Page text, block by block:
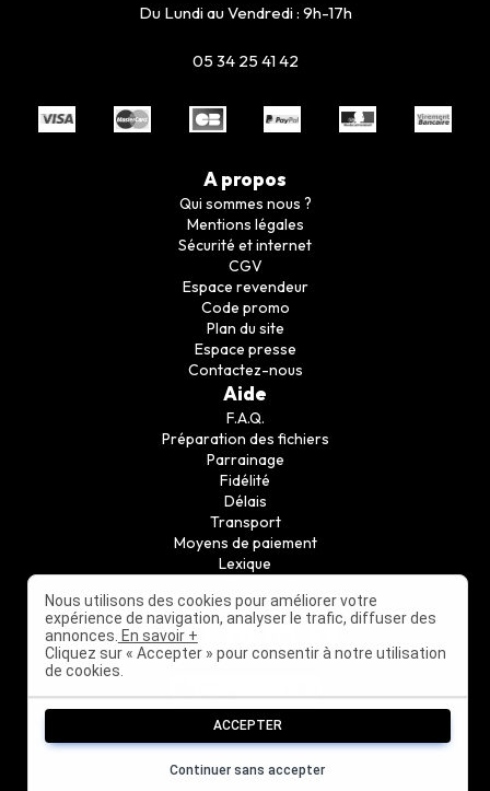
Du Lundi au Vendredi : 9h-17h
05 34 25 41 42
A propos
Qui sommes nous ?
Mentions légales
Sécurité et internet
CGV
Espace revendeur
Code promo
Plan du site
Espace presse
Contactez-nous
Aide
F.A.Q.
Préparation des fichiers
Parrainage
Fidélité
Délais
Transport
Moyens de paiement
Lexique
Suivez nous
2010-2026PrintPasCher - Tous droits réservés
Nous utilisons des cookies pour améliorer votre
expérience de navigation, analyser le trafic, diffuser des
annonces. En savoir +
Cliquez sur « Accepter » pour consentir à notre utilisation
de cookies.
ACCEPTER
Continuer sans accepter